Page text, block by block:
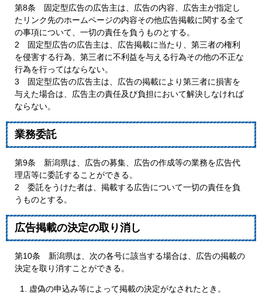
第8条 固定型広告の広告主は、広告の内容、広告主が指定し
たリンク先のホームページの内容その他広告掲載に関する全て
の事項について、一切の責任を負うものとする。
2 固定型広告の広告主は、広告掲載に当たり、第三者の権利
を侵害する行為、第三者に不利益を与える行為その他の不正な
行為を行ってはならない。
3 固定型広告の広告主は、広告の掲載により第三者に損害を
与えた場合は、広告主の責任及び負担において解決しなければ
ならない。
業務委託
第9条 新潟県は、広告の募集、広告の作成等の業務を広告代
理店等に委託することができる。
2 委託をうけた者は、掲載する広告について一切の責任を負
うものとする。
広告掲載の決定の取り消し
第10条 新潟県は、次の各号に該当する場合は、広告の掲載の
決定を取り消すことができる。
虚偽の申込み等によって掲載の決定がなされたとき。